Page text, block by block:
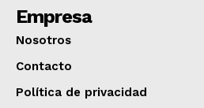
Empresa
Nosotros
Contacto
Política de privacidad